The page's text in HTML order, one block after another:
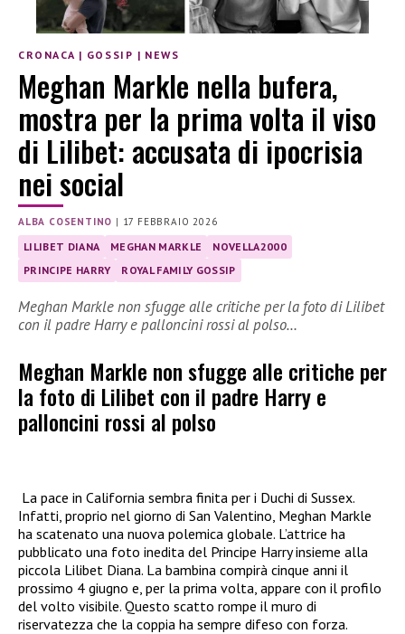
CRONACA | GOSSIP | NEWS
Meghan Markle nella bufera,
mostra per la prima volta il viso
di Lilibet: accusata di ipocrisia
nei social
ALBA COSENTINO | 17 FEBBRAIO 2026
LILIBET DIANA MEGHAN MARKLE
NOVELLA2000
PRINCIPE HARRY
ROYAL FAMILY GOSSIP
Meghan Markle non sfugge alle critiche per la foto di Lilibet
con il padre Harry e palloncini rossi al polso…
Meghan Markle non sfugge alle critiche per
la foto di Lilibet con il padre Harry e
palloncini rossi al polso
La pace in California sembra finita per i Duchi di Sussex.
Infatti, proprio nel giorno di San Valentino, Meghan Markle
ha scatenato una nuova polemica globale. L’attrice ha
pubblicato una foto inedita del Principe Harry insieme alla
piccola Lilibet Diana. La bambina compirà cinque anni il
prossimo 4 giugno e, per la prima volta, appare con il profilo
del volto visibile. Questo scatto rompe il muro di
riservatezza che la coppia ha sempre difeso con forza.